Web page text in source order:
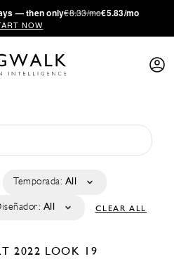
— then only€8.33/mo€5.83/mo
NOW
Temporada: All
All CLEAR ALL
2022 LOOK 19